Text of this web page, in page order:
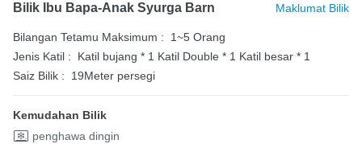
Bilik Ibu Bapa-Anak Syurga Barn Maklumat Bilik
Bilangan Tetamu Maksimum :
1~5 Orang
Jenis Katil :
Katil bujang * 1 Katil Double * 1 Katil besar * 1
Saiz Bilik :
19Meter persegi
Kemudahan Bilik
penghawa dingin